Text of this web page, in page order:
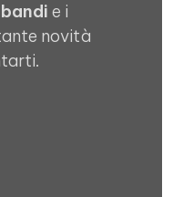
bandi e i
novità